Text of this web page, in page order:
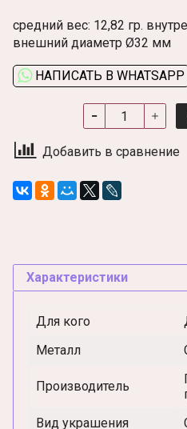
средний вес: 12,82 гр.
внешний диаметр Ø32 мм
НАПИСАТЬ В WHATSAPP
Добавить в сравнение
Характеристики
Для кого
Металл
Производитель
Вид украшения